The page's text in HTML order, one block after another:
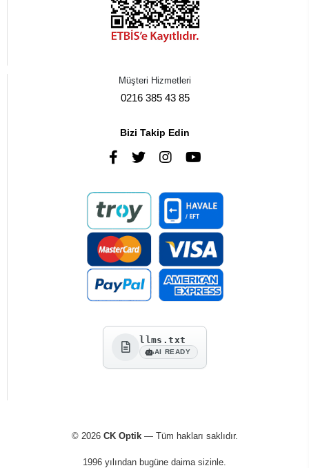
Müşteri Hizmetleri
0216 385 43 85
Bizi Takip Edin
llms.txt
AI READY
© 2026 CK Optik— Tüm hakları saklıdır.
1996 yılından bugüne daima sizinle.